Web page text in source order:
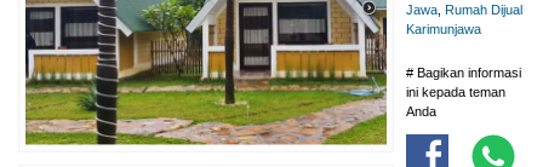
Jawa Rumah Dijual
Karimunjawa
# Bagikan informasi
ini kepada teman
Anda